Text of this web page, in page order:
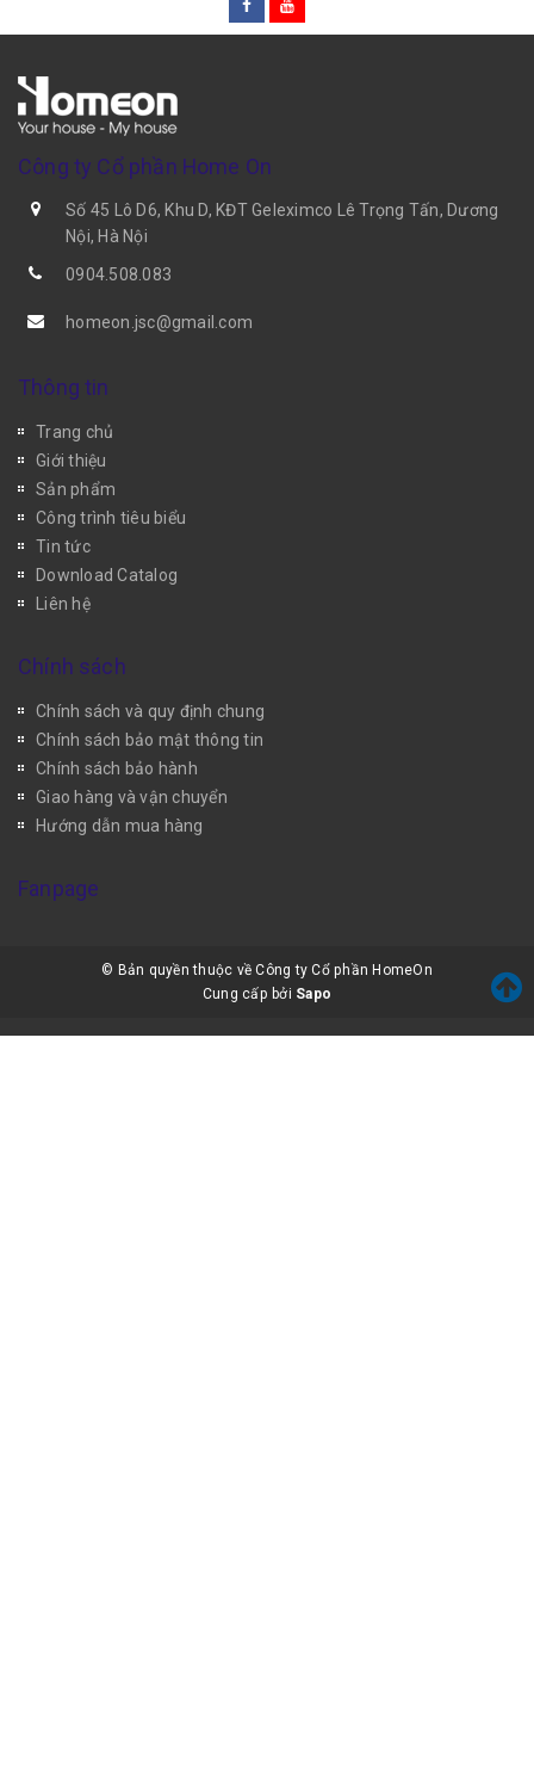
Công ty Cổ phần Home On
Số 45 Lô D6, Khu D, KĐT Geleximco Lê Trọng Tấn, Dương
Nội, Hà Nội
0904.508.083
homeon.jsc@gmail.com
Thông tin
Trang chủ
Giới thiệu
Sản phẩm
Công trình tiêu biểu
Tin tức
Download Catalog
Liên hệ
Chính sách
Chính sách và quy định chung
Chính sách bảo mật thông tin
Chính sách bảo hành
Giao hàng và vận chuyển
Hướng dẫn mua hàng
Fanpage
© Bản quyền thuộc về Công ty Cổ phần HomeOn
Cung cấp bởi Sapo